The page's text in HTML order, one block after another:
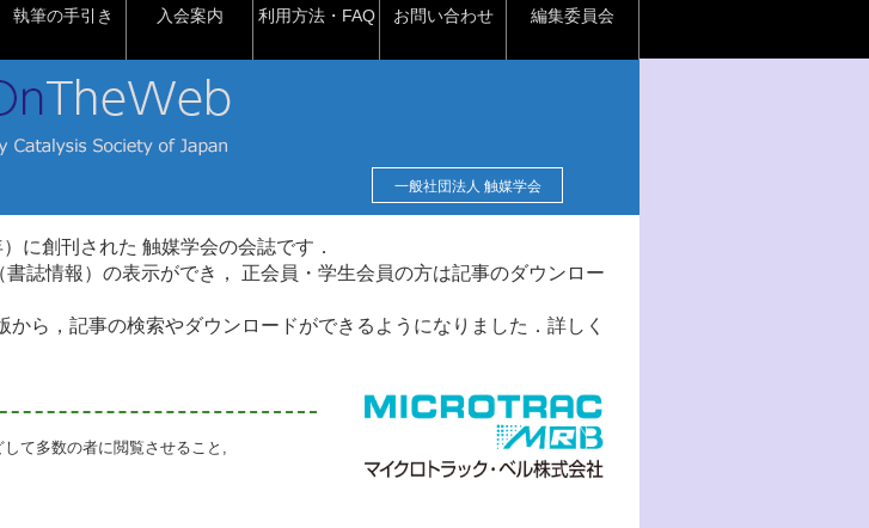
執筆の手引き 入会案内 利用方法・FAQ お問い合わせ 編集委員会
一般社団法人 触媒学会
に創刊された 触媒学会の会誌です．
誌情報）の表示ができ， 正会員・学生会員の方は記事のダウンロー
ら，記事の検索やダウンロードができるようになりました．詳しく
て多数の者に閲覧させること,